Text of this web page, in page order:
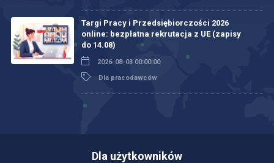
Targi Pracy i Przedsiębiorczości 2026
online: bezpłatna rekrutacja z UE (zapisy
do 14.08)
2026-08-03 00:00:00
Dla pracodawców
Dla użytkowników